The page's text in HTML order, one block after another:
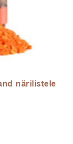
närilistele